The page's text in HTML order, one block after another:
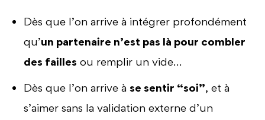
Dès que l’on arrive à intégrer profondément
qu’un partenaire n’est pas là pour combler
des failles ou remplir un vide…
Dès que l’on arrive à se sentir “soi”, et à
s’aimer sans la validation externe d’un